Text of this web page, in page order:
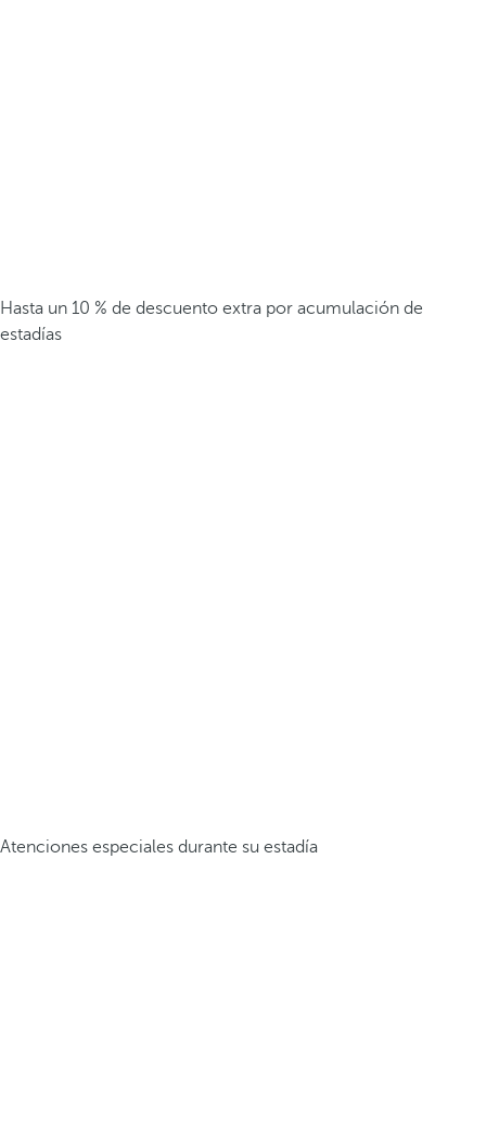
Hasta un 10 % de descuento extra por acumulación de
estadías
Atenciones especiales durante su estadía